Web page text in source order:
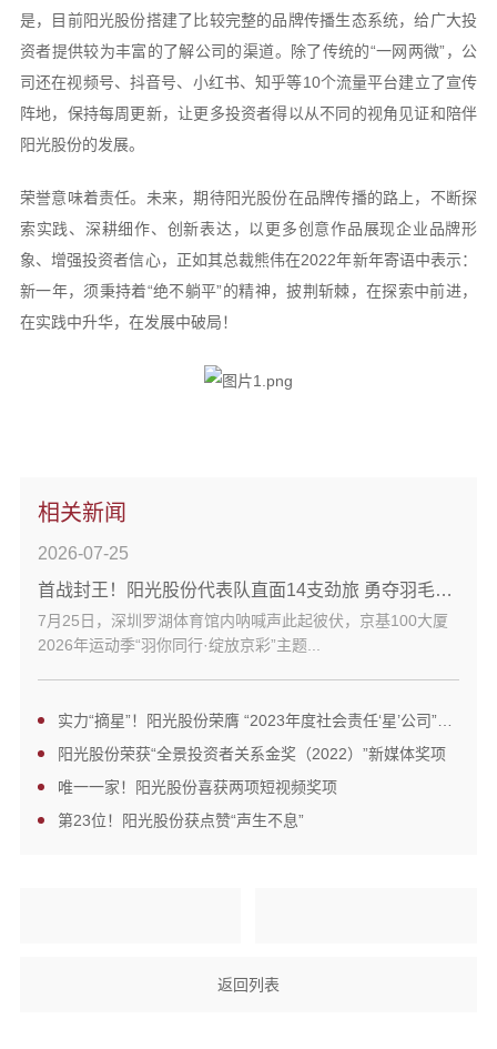
是，目前阳光股份搭建了比较完整的品牌传播生态系统，给广大投
资者提供较为丰富的了解公司的渠道。除了传统的“一网两微”，公
司还在视频号、抖音号、小红书、知乎等10个流量平台建立了宣传
阵地，保持每周更新，让更多投资者得以从不同的视角见证和陪伴
阳光股份的发展。
荣誉意味着责任。未来，期待阳光股份在品牌传播的路上，不断探
索实践、深耕细作、创新表达，以更多创意作品展现企业品牌形
象、增强投资者信心，正如其总裁熊伟在2022年新年寄语中表示：
新一年，须秉持着“绝不躺平”的精神，披荆斩棘，在探索中前进，
在实践中升华，在发展中破局！
相关新闻
2026-07-25
首战封王！阳光股份代表队直面14支劲旅 勇夺羽毛球赛冠军
7月25日，深圳罗湖体育馆内呐喊声此起彼伏，京基100大厦
2026年运动季“羽你同行·绽放京彩”主题...
阳光股份荣获“全景投资者关系金奖（2022）”新媒体奖项
唯一一家！阳光股份喜获两项短视频奖项
第23位！阳光股份获点赞“声生不息”
返回列表